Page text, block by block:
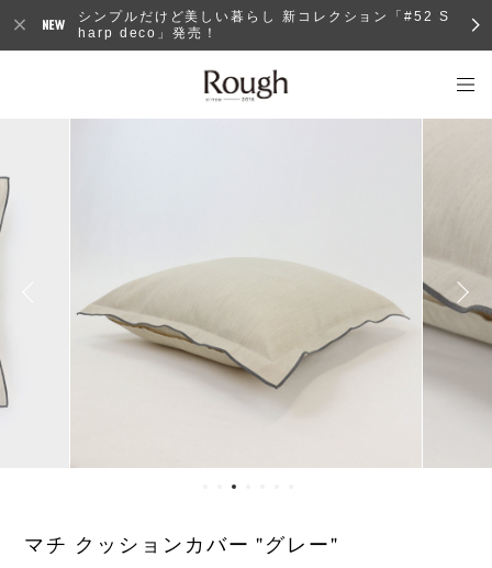
シンプルだけど美しい暮らし 新コレクション「#52 S
harp deco」発売！
マチ クッションカバー "グレー"